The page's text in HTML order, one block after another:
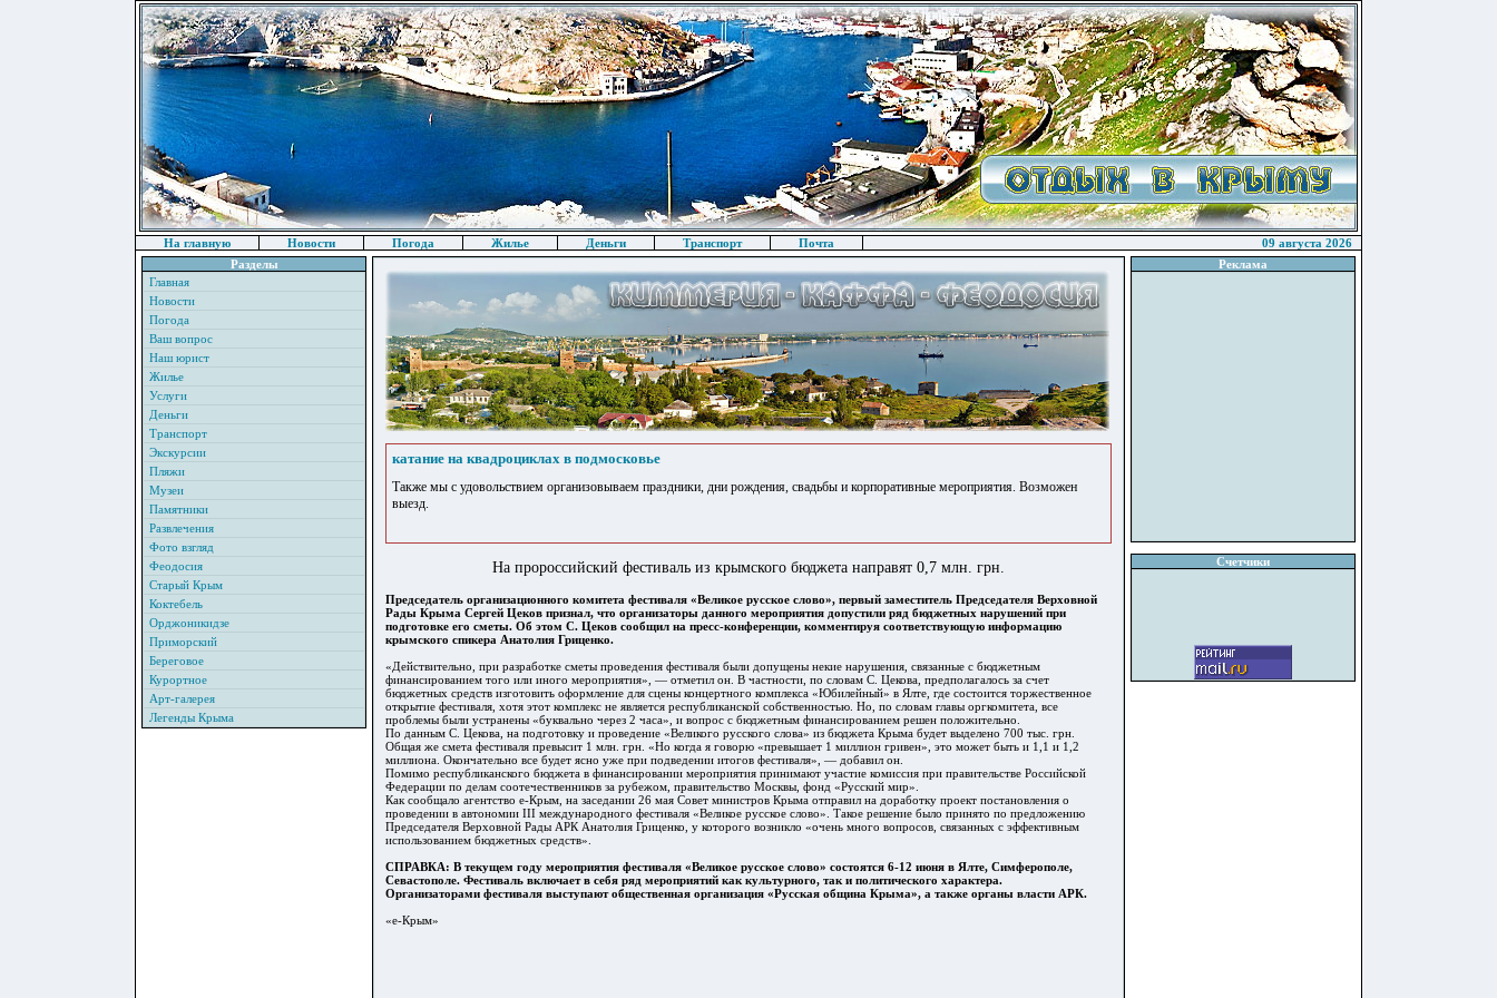
На главную Новости Погода Жилье Деньги Транспорт Почта
09 августа 2026
Разделы
Главная
Новости
Погода
Ваш вопрос
Наш юрист
Жилье
Услуги
Деньги
Транспорт
Экскурсии
Пляжи
Музеи
Памятники
Развлечения
Фото взгляд
Феодосия
Старый Крым
Коктебель
Орджоникидзе
Приморский
Береговое
Курортное
Арт-галерея
Легенды Крыма
катание на квадроциклах в подмосковье
Также мы с удовольствием организовываем праздники, дни рождения, свадьбы и корпоративные мероприятия. Возможен
выезд.
На пророссийский фестиваль из крымского бюджета направят 0,7 млн. грн.
Председатель организационного комитета фестиваля «Великое русское слово», первый заместитель Председателя Верховной
Рады Крыма Сергей Цеков признал, что организаторы данного мероприятия допустили ряд бюджетных нарушений при
подготовке его сметы. Об этом С. Цеков сообщил на пресс-конференции, комментируя соответствующую информацию
крымского спикера Анатолия Гриценко.
«Действительно, при разработке сметы проведения фестиваля были допущены некие нарушения, связанные с бюджетным
финансированием того или иного мероприятия», — отметил он. В частности, по словам С. Цекова, предполагалось за счет
бюджетных средств изготовить оформление для сцены концертного комплекса «Юбилейный» в Ялте, где состоится торжественное
открытие фестиваля, хотя этот комплекс не является республиканской собственностью. Но, по словам главы оргкомитета, все
проблемы были устранены «буквально через 2 часа», и вопрос с бюджетным финансированием решен положительно.
По данным С. Цекова, на подготовку и проведение «Великого русского слова» из бюджета Крыма будет выделено 700 тыс. грн.
Общая же смета фестиваля превысит 1 млн. грн. «Но когда я говорю «превышает 1 миллион гривен», это может быть и 1,1 и 1,2
миллиона. Окончательно все будет ясно уже при подведении итогов фестиваля», — добавил он.
Помимо республиканского бюджета в финансировании мероприятия принимают участие комиссия при правительстве Российской
Федерации по делам соотечественников за рубежом, правительство Москвы, фонд «Русский мир».
Как сообщало агентство е-Крым, на заседании 26 мая Совет министров Крыма отправил на доработку проект постановления о
проведении в автономии III международного фестиваля «Великое русское слово». Такое решение было принято по предложению
Председателя Верховной Рады АРК Анатолия Гриценко, у которого возникло «очень много вопросов, связанных с эффективным
использованием бюджетных средств».
СПРАВКА: В текущем году мероприятия фестиваля «Великое русское слово» состоятся 6-12 июня в Ялте, Симферополе,
Севастополе. Фестиваль включает в себя ряд мероприятий как культурного, так и политического характера.
Организаторами фестиваля выступают общественная организация «Русская община Крыма», а также органы власти АРК.
«е-Крым»
Реклама
Счетчики